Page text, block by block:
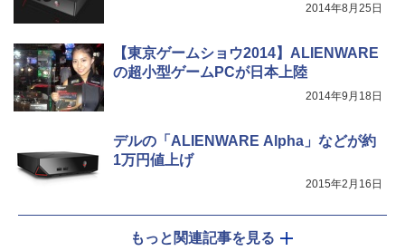
2014年8月25日
【東京ゲームショウ2014】ALIENWARE
の超小型ゲームPCが日本上陸
2014年9月18日
デルの「ALIENWARE Alpha」などが約
1万円値上げ
2015年2月16日
もっと関連記事を見る